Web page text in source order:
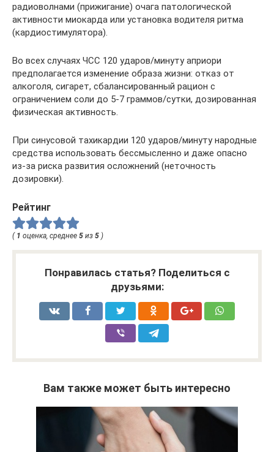
радиоволнами (прижигание) очага патологической
активности миокарда или установка водителя ритма
(кардиостимулятора).
Во всех случаях ЧСС 120 ударов/минуту априори
предполагается изменение образа жизни: отказ от
алкоголя, сигарет, сбалансированный рацион с
ограничением соли до 5-7 граммов/сутки, дозированная
физическая активность.
При синусовой тахикардии 120 ударов/минуту народные
средства использовать бессмысленно и даже опасно
из-за риска развития осложнений (неточность
дозировки).
Рейтинг
( 1 оценка, среднее 5 из 5 )
Понравилась статья? Поделиться с
друзьями:
Вам также может быть интересно